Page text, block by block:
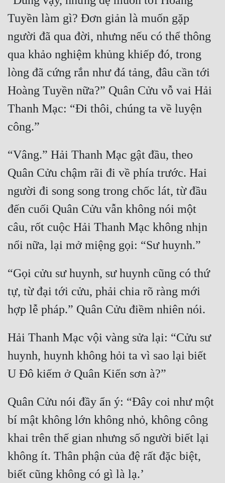
Tội Phạm
Vô Địch
Võ Hiệp
Võng Du
Xuyên Không
Xuyên Nhanh
Xuyên Sách
Xuyên Thư
Điền Văn
Đô Thị
Đông Phương
Đông Phương Huyền Huyễn
Đồng Nhân
Ngự Thú
Truyện Nam
Vô Địch Lưu
Đam Mỹ
Đẹp
Tuyền làm gì? Đơn giản là muốn gặp
người đã qua đời, nhưng nếu có thể thông
qua khảo nghiệm khủng khiếp đó, trong
lòng đã cứng rắn như đá tảng, đâu cần tới
Hoàng Tuyền nữa?” Quân Cửu vỗ vai Hải
Thanh Mạc: “Đi thôi, chúng ta về luyện
“Vâng.” Hải Thanh Mạc gật đầu, theo
Quân Cửu chậm rãi đi về phía trước. Hai
người đi song song trong chốc lát, từ đầu
đến cuối Quân Cửu vẫn không nói một
câu, rốt cuộc Hải Thanh Mạc không nhịn
“Gọi cửu sư huynh, sư huynh cũng có thứ
tự, từ đại tới cửu, phải chia rõ ràng mới
Hải Thanh Mạc vội vàng sửa lại: “Cửu sư
huynh, huynh không hỏi ta vì sao lại biết
Quân Cửu nói đầy ẩn ý: “Đây coi như một
bí mật không lớn không nhỏ, không công
khai trên thế gian nhưng số người biết lại
không ít. Thân phận của đệ rất đặc biệt,